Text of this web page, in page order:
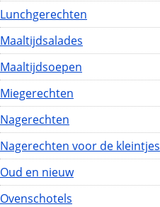
Lunchgerechten
Maaltijdsalades
Maaltijdsoepen
Miegerechten
Nagerechten
Nagerechten voor de kleintjes
Oud en nieuw
Ovenschotels